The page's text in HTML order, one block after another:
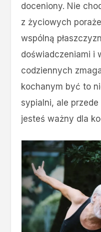
doceniony. Nie
z życiowych
wspólną
doświadczeniami i
codziennych
kochanym być to
sypialni, ale
jesteś ważny dla